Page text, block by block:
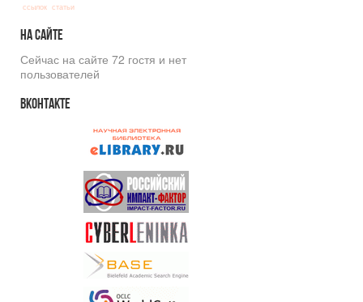
ссылок статьи
Насайте
Сейчас на сайте 72 гостя и нет
пользователей
Вконтакте